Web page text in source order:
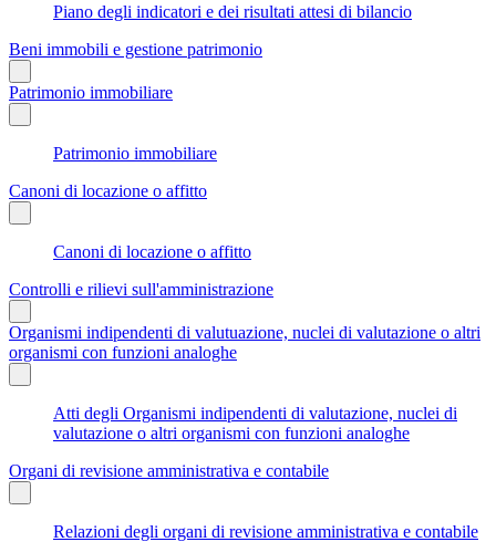
Piano degli indicatori e dei risultati attesi di bilancio
Beni immobili e gestione patrimonio
Patrimonio immobiliare
Patrimonio immobiliare
Canoni di locazione o affitto
Canoni di locazione o affitto
Controlli e rilievi sull'amministrazione
Organismi indipendenti di valutuazione, nuclei di valutazione o altri
organismi con funzioni analoghe
Atti degli Organismi indipendenti di valutazione, nuclei di
valutazione o altri organismi con funzioni analoghe
Organi di revisione amministrativa e contabile
Relazioni degli organi di revisione amministrativa e contabile